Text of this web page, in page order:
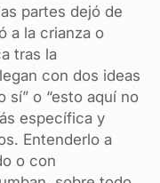
partes dejó de
a la crianza o
tras la
con dos ideas
sí” o “esto aquí no
específica y
Entenderlo a
o con